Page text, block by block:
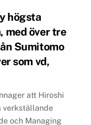
högsta
med över tre
Sumitomo
som vd,
att Hiroshi
verkställande
och Managing